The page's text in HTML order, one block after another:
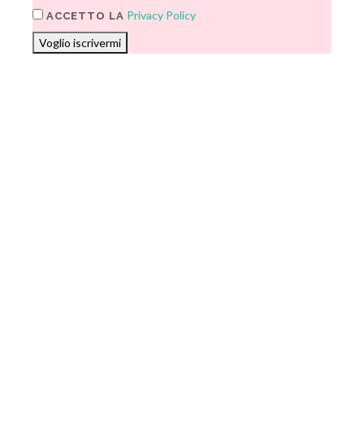
ACCETTO LA Privacy Policy
Voglio iscrivermi